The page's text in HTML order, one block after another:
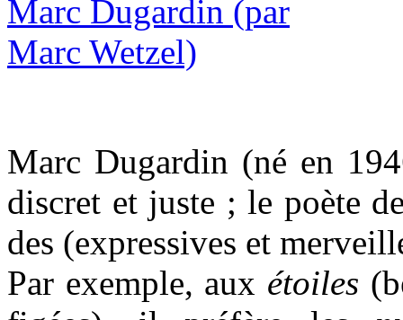
Marc Dugardin (né en
discret et juste ; le poète
des (expressives et
Par exemple, aux étoiles